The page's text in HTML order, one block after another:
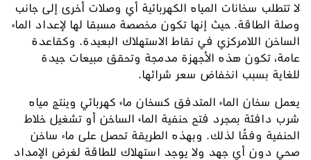
لا تتطلب سخانات المياه الكهربائية أي وصلات أخرى إلى جانب
وصلة الطاقة. حيث إنها تكون مخصصة مسبقا لها لإعداد الماء
الساخن اللامركزي في نقاط الاستهلاك البعيدة. وكقاعدة
عامة، تكون هذه الأجهزة مدمجة وتحقق مبيعات جيدة
للغاية بسبب انخفاض سعر شرائها.
يعمل سخان الماء المتدفق كسخان ماء كهربائي وينتج مياه
شرب دافئة بمجرد فتح حنفية الماء الساخن أو تشغيل خلاط
الحنفية وفقًا لذلك. وبهذه الطريقة تحصل على ماء ساخن
صحي دون أي جهد ولا يوجد استهلاك للطاقة لغرض الإمداد